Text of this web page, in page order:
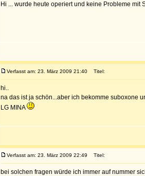
Hi ... wurde heute operiert und keine Probleme mit
Verfasst am: 23. März 2009 21:40 Titel:
hi..
na das ist ja schön...aber ich bekomme suboxone
LG MINA
Verfasst am: 23. März 2009 22:49 Titel:
bei solchen fragen würde ich immer auf nummer